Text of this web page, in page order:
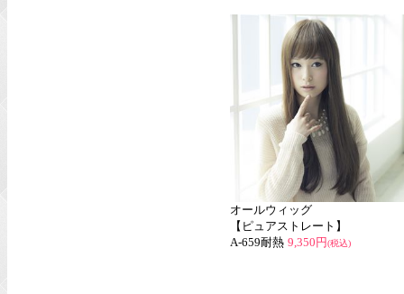
オールウィッグ
【ピュアストレート】
A-659耐熱 9,350円(税込)